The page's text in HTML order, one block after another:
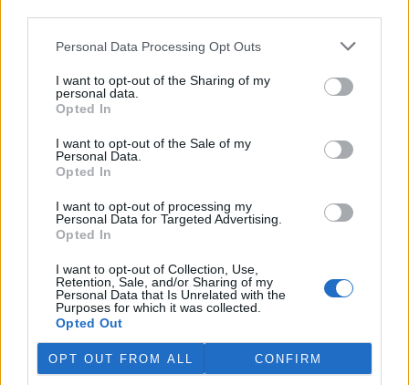
Personal Data Processing Opt Outs
I want to opt-out of the Sharing of my
personal data.
Opted In
I want to opt-out of the Sale of my
Personal Data.
Opted In
I want to opt-out of processing my
Personal Data for Targeted Advertising.
Opted In
I want to opt-out of Collection, Use,
Retention, Sale, and/or Sharing of my
Personal Data that Is Unrelated with the
Purposes for which it was collected.
Opted Out
OPT OUT FROM ALL CONFIRM
Island vyhostí aktivisty bojující proti lovu velryb,
pronásledovali velrybáře
5.8.2026 19:54 ( ČTK)
Islandské úřady nařídily
poté, co minulý týden
pobřežní stráž s policií zabavily
jejich loď, která pronásledovala velrybářské plavidlo. Pasažéři lodi
Watsona jsou od té doby zadržováni v Reykjavíku. Sám Watson na
palubě nebyl. Píše o tom agentura AFP s odvoláním na islandskou
policii.
Záchranná stanice v Praze přijímá kvůli vedrům více
volně žijících zvířat
5.8.2026 17:40 | PRAHA (
Kvůli vysokým letním
teplotám pracovníci pražské
záchranné stanice pro volně